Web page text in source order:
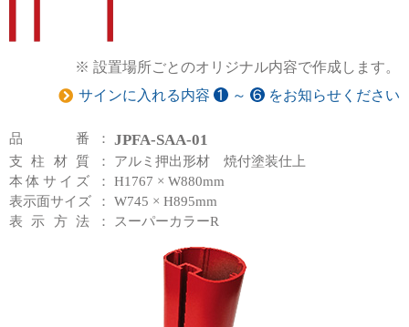
設置場所ごとのオリジナル内容で作成します。
サインに入れる内容
～ をお知らせください
品番 ： JPFA-SAA-01
支柱材質 ：
アルミ押出形材 焼付塗装仕上
本体サイズ
： H1767 × W880mm
表示面サイズ
： W745 × H895mm
表示方法
： スーパーカラーR